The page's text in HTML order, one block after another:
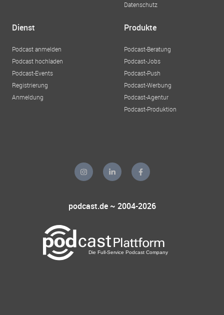
Datenschutz
Dienst
Podcast anmelden
Podcast hochladen
Podcast-Events
Registrierung
Anmeldung
Produkte
Podcast-Beratung
Podcast-Jobs
Podcast-Push
Podcast-Werbung
Podcast-Agentur
Podcast-Produktion
podcast.de ~ 2004-2026